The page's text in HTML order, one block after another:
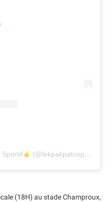
Sportif (@lekpakpatosportif)
(18H) au stade Champroux,